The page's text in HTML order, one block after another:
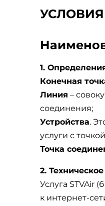
УСЛОВИЯ
1.
Конечная
Линия –
соединения;
Устройства.
услуги с
Точка
2.
Услуга STVAir
к интернет-